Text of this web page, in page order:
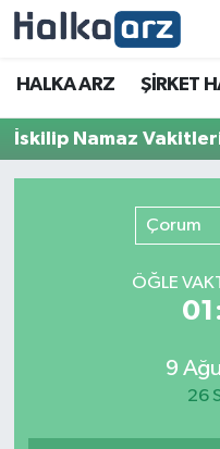
HALKA ARZ ŞİRKET
İskilip Namaz
Çorum
ÖĞLE
9
26
HALKA ARZ
SERMAYE
TEMETTÜ